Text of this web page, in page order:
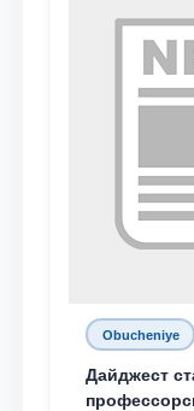
Obucheniye
Дайджест